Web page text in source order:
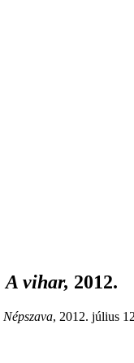
A vihar, 2012.
Népszava, 2012. július